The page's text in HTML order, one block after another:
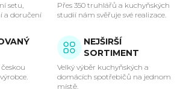
setu,
a doručení
Přes 350 truhlářů a kuchyňských
studií nám svěřuje své realizace.
NEJŠIRŠÍ
SORTIMENT
Velký výběr kuchyňských a
domácích spotřebičů na jednom
místě.